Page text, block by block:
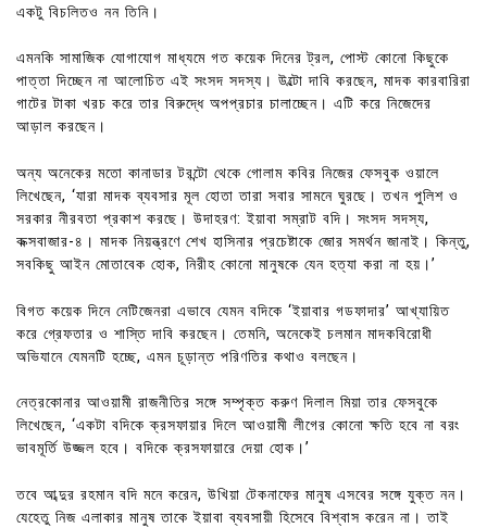
একটু বিচলিতও নন তিনি।
এমনকি সামাজিক যোগাযোগ মাধ্যমে গত কয়েক দিনের ট্রল, পোস্ট কোনো কিছুকে
পাত্তা দিচ্ছেন না আলোচিত এই সংসদ সদস্য। উল্টো দাবি করছেন, মাদক কারবারিরা
গাটের টাকা খরচ করে তার বিরুদ্ধে অপপ্রচার চালাচ্ছেন। এটি করে নিজেদের
আড়াল করছেন।
অন্য অনেকের মতো কানাডার টরন্টো থেকে গোলাম কবির নিজের ফেসবুক ওয়ালে
লিখেছেন, ‘যারা মাদক ব্যবসার মূল হোতা তারা সবার সামনে ঘুরছে। তখন পুলিশ ও
সরকার নীরবতা প্রকাশ করছে। উদাহরণ: ইয়াবা সম্রাট বদি। সংসদ সদস্য,
কক্সবাজার-৪। মাদক নিয়ন্ত্রণে শেখ হাসিনার প্রচেষ্টাকে জোর সমর্থন জানাই। কিন্তু,
সবকিছু আইন মোতাবেক হোক, নিরীহ কোনো মানুষকে যেন হত্যা করা না হয়।’
বিগত কয়েক দিনে নেটিজেনরা এভাবে যেমন বদিকে ‘ইয়াবার গডফাদার’ আখ্যায়িত
করে গ্রেফতার ও শাস্তি দাবি করছেন। তেমনি, অনেকেই চলমান মাদকবিরোধী
অভিযানে যেমনটি হচ্ছে, এমন চূড়ান্ত পরিণতির কথাও বলছেন।
নেত্রকোনার আওয়ামী রাজনীতির সঙ্গে সম্পৃক্ত করুণ দিলাল মিয়া তার ফেসবুকে
লিখেছেন, ‘একটা বদিকে ক্রসফায়ার দিলে আওয়ামী লীগের কোনো ক্ষতি হবে না বরং
ভাবমূর্তি উজ্জল হবে। বদিকে ক্রসফায়ারে দেয়া হোক।’
তবে আব্দুর রহমান বদি মনে করেন, উখিয়া টেকনাফের মানুষ এসবের সঙ্গে যুক্ত নন।
যেহেতু নিজ এলাকার মানুষ তাকে ইয়াবা ব্যবসায়ী হিসেবে বিশ্বাস করেন না। তাই